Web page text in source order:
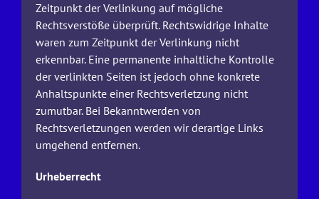
Zeitpunkt der Verlinkung auf mögliche
Rechtsverstöße überprüft. Rechtswidrige Inhalte
waren zum Zeitpunkt der Verlinkung nicht
erkennbar. Eine permanente inhaltliche Kontrolle
der verlinkten Seiten ist jedoch ohne konkrete
Anhaltspunkte einer Rechtsverletzung nicht
zumutbar. Bei Bekanntwerden von
Rechtsverletzungen werden wir derartige Links
umgehend entfernen.
Urheberrecht